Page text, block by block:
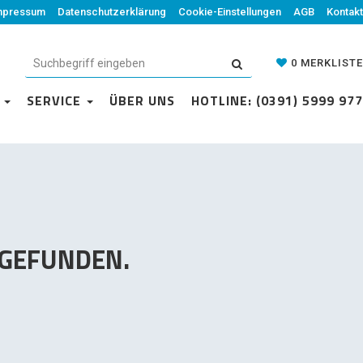
Datenschutzerklärung Cookie-Einstellungen AGB Kontakt
0 MERKLISTE
ÜBER UNS HOTLINE: (0391) 5999 977
Datenschutzerklärung Cookie-Einstellungen AGB Kontakt
0 MERKLISTE
SERVICE ÜBER UNS HOTLINE: (0391) 5999 977